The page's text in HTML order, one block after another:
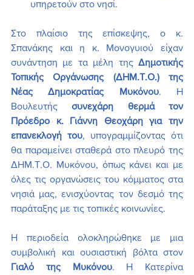
υπηρετούν στο νησί.
Στο πλαίσιο της επίσκεψης, ο κ.
Σπανάκης και η κ. Μονογυιού είχαν
συνάντηση με τα μέλη της Δημοτικής
Τοπικής Οργάνωσης (ΔΗΜ.Τ.Ο.) της
Νέας Δημοκρατίας Μυκόνου. Η
Βουλευτής συνεχάρη θερμά τον
Πρόεδρο κ. Γιάννη Θεοχάρη για την
επανεκλογή του, υπογραμμίζοντας ότι
θα παραμείνει σταθερά στο πλευρό της
ΔΗΜ.Τ.Ο. Μυκόνου, όπως κάνει και με
όλες τις οργανώσεις του κόμματος στα
νησιά μας, ενισχύοντας τον δεσμό της
παράταξης με τις τοπικές κοινωνίες.
Η περιοδεία ολοκληρώθηκε με μια
Γιαλό της Μυκόνου. Η Κατερίνα